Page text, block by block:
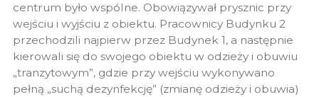
centrum było wspólne. Obowiązywał prysznic przy
wejściu i wyjściu z obiektu. Pracownicy Budynku 2
przechodzili najpierw przez Budynek 1, a następnie
kierowali się do swojego obiektu w odzieży i obuwiu
„tranzytowym”, gdzie przy wejściu wykonywano
pełną „suchą dezynfekcję” (zmianę odzieży i obuwia)